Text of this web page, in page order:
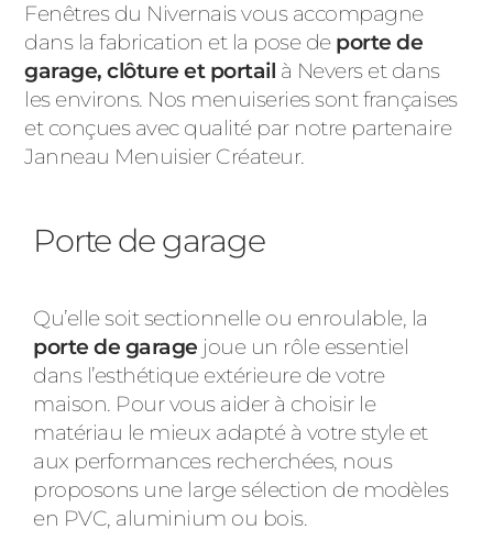
Fenêtres du Nivernais vous accompagne
dans la fabrication et la pose de porte de
garage, clôture et portail à Nevers et dans
les environs. Nos menuiseries sont françaises
et conçues avec qualité par notre partenaire
Janneau Menuisier Créateur.
Porte de garage
Qu’elle soit sectionnelle ou enroulable, la
porte de garage joue un rôle essentiel
dans l’esthétique extérieure de votre
maison. Pour vous aider à choisir le
matériau le mieux adapté à votre style et
aux performances recherchées, nous
proposons une large sélection de modèles
en PVC, aluminium ou bois.